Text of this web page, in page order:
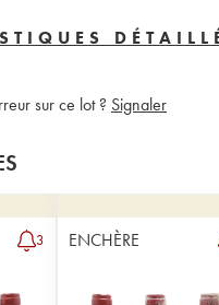
sur ce lot ? Signaler
3 ENCHÈRE